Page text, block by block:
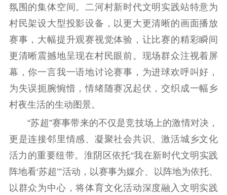
氛围的集体空间。二河村新时代文明实践站特意为
村民架设大型投影设备，以更大更清晰的画面播放
赛事，大幅提升观赛视觉体验，让比赛的精彩瞬间
更清晰震撼地呈现在村民眼前。现场群众注视着屏
幕，你一言我一语地讨论赛事，为进球欢呼叫好，
为失误扼腕惋惜，情绪随赛况起伏，交织成一幅乡
村夜生活的生动图景。
“苏超”赛事带来的不仅是竞技场上的激情对决，
更是连接邻里情感、凝聚社会共识、激活城乡文化
活力的重要纽带。淮阴区依托“我在新时代文明实践
阵地看‘苏超’”活动，以赛事为媒介、以阵地为依托、
以群众为中心，将体育文化活动深度融入文明实践